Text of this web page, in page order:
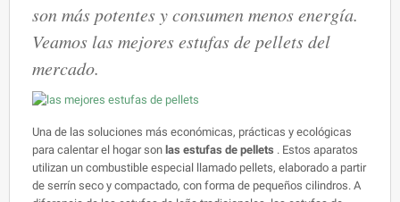
son más potentes y consumen menos energía.
Veamos las mejores estufas de pellets del
mercado.
Una de las soluciones más económicas, prácticas y ecológicas
para calentar el hogar son las estufas de pellets . Estos aparatos
utilizan un combustible especial llamado pellets, elaborado a partir
de serrín seco y compactado, con forma de pequeños cilindros. A